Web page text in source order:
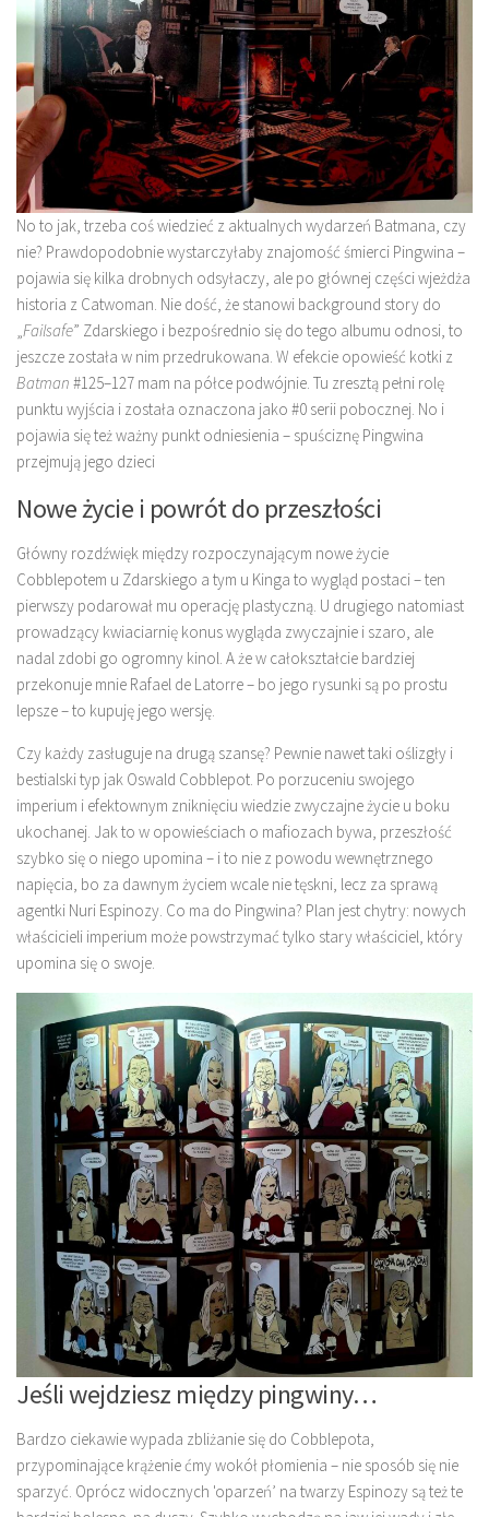
No to jak, trzeba coś wiedzieć z aktualnych wydarzeń Batmana, czy
nie? Prawdopodobnie wystarczyłaby znajomość śmierci Pingwina –
pojawia się kilka drobnych odsyłaczy, ale po głównej części wjeżdża
historia z Catwoman. Nie dość, że stanowi background story do
Failsafe” Zdarskiego i bezpośrednio się do tego albumu odnosi, to
jeszcze została w nim przedrukowana. W efekcie opowieść kotki z
Batman #125–127 mam na półce podwójnie. Tu zresztą pełni rolę
punktu wyjścia i została oznaczona jako #0 serii pobocznej. No i
pojawia się też ważny punkt odniesienia – spuściznę Pingwina
przejmują jego dzieci
Nowe życie i powrót do przeszłości
Główny rozdźwięk między rozpoczynającym nowe życie
Cobblepotem u Zdarskiego a tym u Kinga to wygląd postaci – ten
pierwszy podarował mu operację plastyczną. U drugiego natomiast
prowadzący kwiaciarnię konus wygląda zwyczajnie i szaro, ale
nadal zdobi go ogromny kinol. A że w całokształcie bardziej
przekonuje mnie Rafael de Latorre – bo jego rysunki są po prostu
lepsze – to kupuję jego wersję.
Czy każdy zasługuje na drugą szansę? Pewnie nawet taki oślizgły i
bestialski typ jak Oswald Cobblepot. Po porzuceniu swojego
imperium i efektownym zniknięciu wiedzie zwyczajne życie u boku
ukochanej. Jak to w opowieściach o mafiozach bywa, przeszłość
szybko się o niego upomina – i to nie z powodu wewnętrznego
napięcia, bo za dawnym życiem wcale nie tęskni, lecz za sprawą
agentki Nuri Espinozy. Co ma do Pingwina? Plan jest chytry: nowych
właścicieli imperium może powstrzymać tylko stary właściciel, który
upomina się o swoje.
Jeśli wejdziesz między pingwiny…
Bardzo ciekawie wypada zbliżanie się do Cobblepota,
przypominające krążenie ćmy wokół płomienia – nie sposób się nie
sparzyć. Oprócz widocznych 'oparzeń’ na twarzy Espinozy są też te